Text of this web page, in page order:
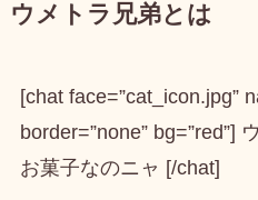
ウメトラ兄弟とは
[chat face=”cat_icon.jpg”
border=”none” bg=”red”]
お菓子なのニャ [/chat]